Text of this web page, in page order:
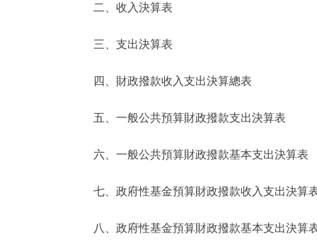
便民服務
仲介服務
政民互動
12345網上接訴即辦
二、收入決算表
三、支出決算表
四、財政撥款收入支出決算總表
五、一般公共預算財政撥款支出決算表
六、一般公共預算財政撥款基本支出決算表
七、政府性基金預算財政撥款收入支出決算
八、政府性基金預算財政撥款基本支出決算